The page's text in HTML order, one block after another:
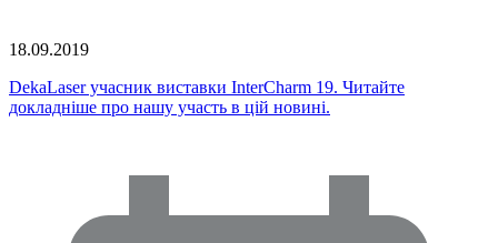
18.09.2019
DekaLaser учасник виставки InterCharm 19. Читайте
докладніше про нашу участь в цій новині.